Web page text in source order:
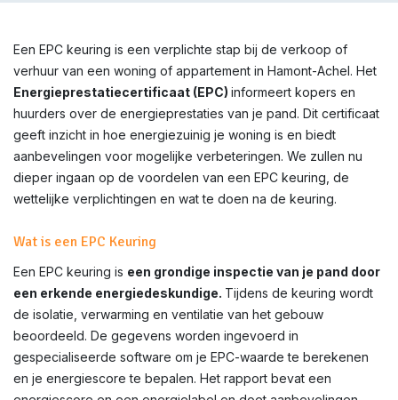
Een EPC keuring is een verplichte stap bij de verkoop of
verhuur van een woning of appartement in Hamont-Achel. Het
Energieprestatiecertificaat (EPC) informeert kopers en
huurders over de energieprestaties van je pand. Dit certificaat
geeft inzicht in hoe energiezuinig je woning is en biedt
aanbevelingen voor mogelijke verbeteringen. We zullen nu
dieper ingaan op de voordelen van een EPC keuring, de
wettelijke verplichtingen en wat te doen na de keuring.
Wat is een EPC Keuring
Een EPC keuring is een grondige inspectie van je pand door
een erkende energiedeskundige. Tijdens de keuring wordt
de isolatie, verwarming en ventilatie van het gebouw
beoordeeld. De gegevens worden ingevoerd in
gespecialiseerde software om je EPC-waarde te berekenen
en je energiescore te bepalen. Het rapport bevat een